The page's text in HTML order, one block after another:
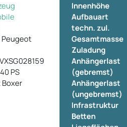
PS
Innenhöhe
Aufbauart
techn. zul.
Gesamtmasse
Zuladung
Anhängerlast
(gebremst)
Anhängerlast
(ungebremst)
Infrastruktur
Betten